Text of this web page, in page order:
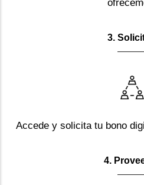
3.
Accede y solicita tu bono
4.